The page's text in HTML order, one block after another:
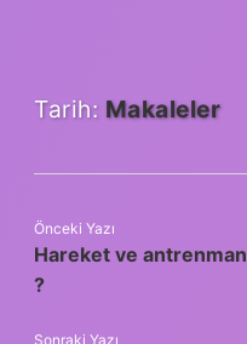
Tarih: Makaleler
Önceki Yazı
Hareket ve
?
Sonraki Yazı